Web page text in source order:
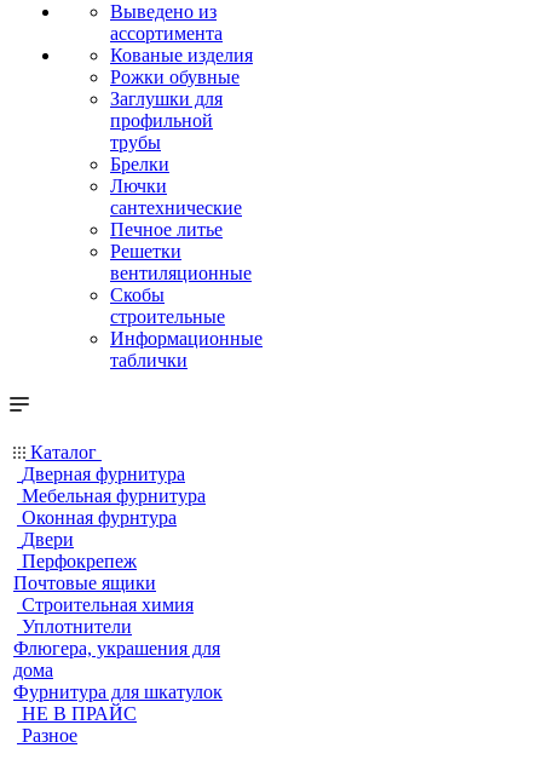
Выведено из
ассортимента
Кованые изделия
Рожки обувные
Заглушки для
профильной
трубы
Брелки
Лючки
сантехнические
Печное литье
Решетки
вентиляционные
Скобы
строительные
Информационные
таблички
Каталог
Дверная фурнитура
Мебельная фурнитура
Оконная фурнтура
Двери
Перфокрепеж
Почтовые ящики
Строительная химия
Уплотнители
Флюгера, украшения для
дома
Фурнитура для шкатулок
НЕ В ПРАЙС
Разное